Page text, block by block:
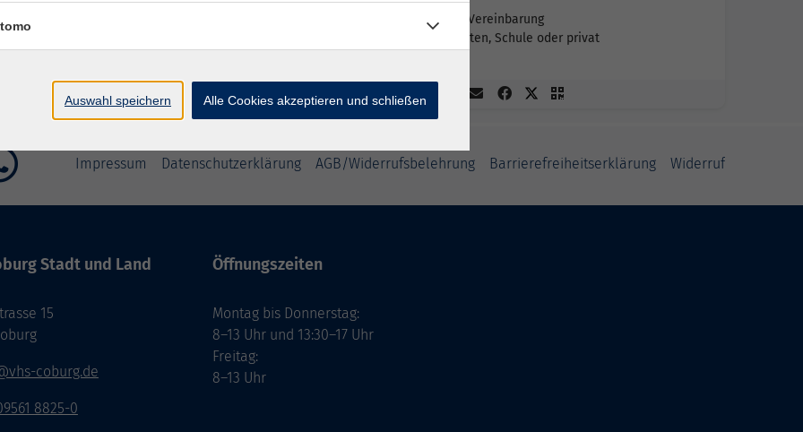
Ort nach Vereinbarung
Kindergarten, Schule oder privat
Impressum Datenschutzerklärung AGB/Widerrufsbelehrung Barrierefreiheitserklärung Widerruf
Stadt und Land
15
coburg.de
8825-0
Öffnungszeiten
Montag bis Donnerstag:
8–13 Uhr und 13:30–17 Uhr
Freitag:
8–13 Uhr
Auswahl speichern Alle Cookies akzeptieren und schließen